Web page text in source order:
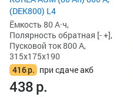
(DEK800) L4
Ёмкость 80 А·ч,
Полярность обратная [- +],
Пусковой ток 800 А,
315x175x190
416р. при сдаче акб
438р.